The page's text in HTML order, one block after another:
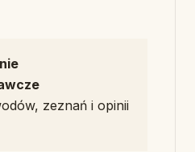
zeznań i opinii